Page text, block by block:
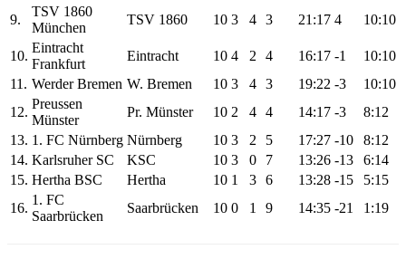
9.
TSV 1860
München
TSV 1860 10 3 4 3 21:17 4 10:10
10.
Eintracht
Frankfurt
Eintracht 10 4 2 4 16:17 -1
10:10
11. Werder Bremen W. Bremen 10 3 4 3 19:22 -3
10:10
12.
Preussen
Münster
Pr. Münster 10 2 4 4 14:17 -3
8:12
13. 1. FC Nürnberg Nürnberg 10 3 2 5 17:27 -10
8:12
14. Karlsruher SC KSC 10 3 0 7 13:26 -13
6:14
15. Hertha BSC Hertha 10 1 3 6 13:28 -15
5:15
16.
1. FC
Saarbrücken
Saarbrücken 10 0 1 9 14:35 -21 1:19